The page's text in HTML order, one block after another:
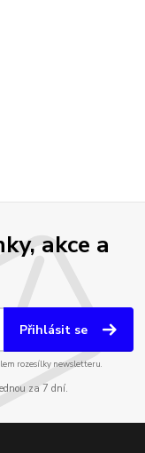
akce a
Přihlásit se
rozesílky newsletteru.
za 7 dní.